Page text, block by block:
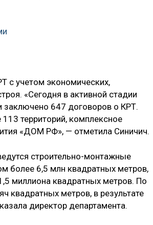
с учетом экономических,
«Сегодня в активной стадии
заключено 647 договоров о КРТ.
территорий, комплексное
«ДОМ РФ», — отметила Синичич.
строительно-монтажные
более 6,5 млн квадратных метров,
миллиона квадратных метров. По
квадратных метров, в результате
директор департамента.